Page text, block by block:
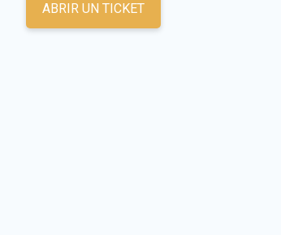
ABRIR UN TICKET